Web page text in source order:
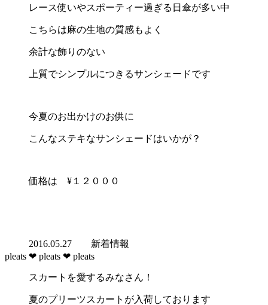
レース使いやスポーティー過ぎる日傘が多い中
こちらは麻の生地の質感もよく
余計な飾りのない
上質でシンプルにつきるサンシェードです
今夏のお出かけのお供に
こんなステキなサンシェードはいかが？
価格は ¥１２０００
2016.05.27 新着情報
pleats ❤︎ pleats ❤︎ pleats
スカートを愛するみなさん！
夏のプリーツスカートが入荷しております